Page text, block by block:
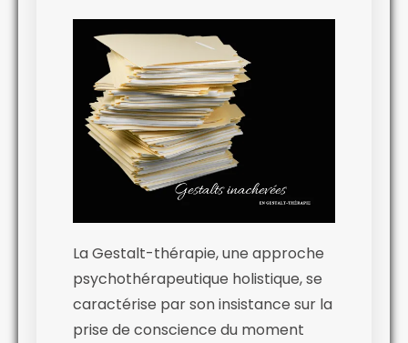
La Gestalt-thérapie, une approche
psychothérapeutique holistique, se
caractérise par son insistance sur la
prise de conscience du moment